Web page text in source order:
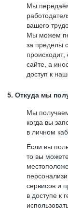
Мы
вашего
Мы можем
за пределы
сайте, а
доступ к
5. Откуда мы
Мы
когда вы
в личном
Если вы
то вы
сервисов и
в доступе к